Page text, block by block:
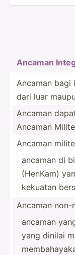
Ancaman
Ancaman bagi
dari luar
Ancaman
Ancaman
Ancaman
ancaman di
(HenKam)
kekuatan
Ancaman non-
ancaman
yang dinilai